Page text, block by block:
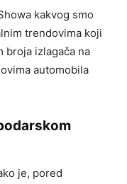
kakvog smo
trendovima koji
broja izlagača na
automobila
je, pored